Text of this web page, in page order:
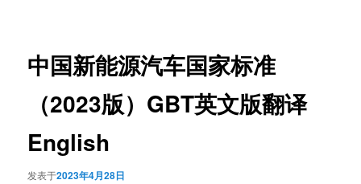
中国新能源汽车国家标准
（2023版）GBT英文版翻译
English
发表于2023年4月28日